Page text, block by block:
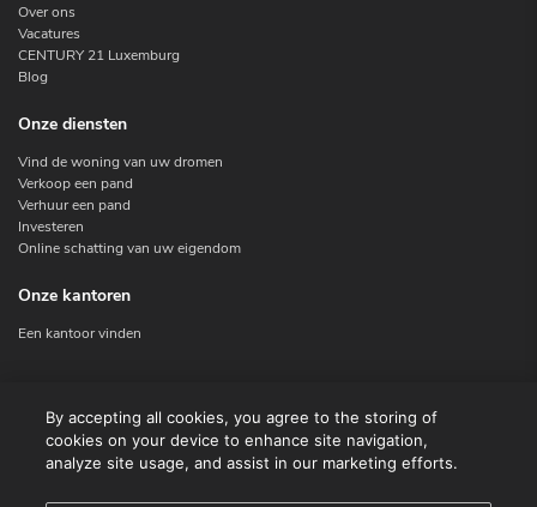
Over ons
Vacatures
CENTURY 21 Luxemburg
Blog
Onze diensten
Vind de woning van uw dromen
Verkoop een pand
Verhuur een pand
Investeren
Online schatting van uw eigendom
Onze kantoren
Een kantoor vinden
Contact
Facebook
By accepting all cookies, you agree to the storing of
cookies on your device to enhance site navigation,
analyze site usage, and assist in our marketing efforts.